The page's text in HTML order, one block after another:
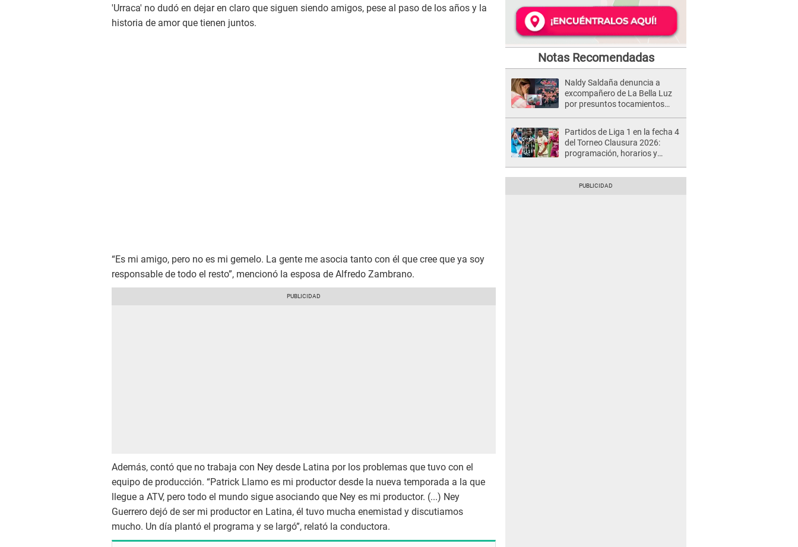
'Urraca' no dudó en dejar en claro que siguen siendo amigos, pese al paso de los años y la
historia de amor que tienen juntos.
“Es mi amigo, pero no es mi gemelo. La gente me asocia tanto con él que cree que ya soy
responsable de todo el resto”, mencionó la esposa de Alfredo Zambrano.
Además, contó que no trabaja con Ney desde Latina por los problemas que tuvo con el
equipo de producción. “Patrick Llamo es mi productor desde la nueva temporada a la que
llegue a ATV, pero todo el mundo sigue asociando que Ney es mi productor. (...) Ney
Guerrero dejó de ser mi productor en Latina, él tuvo mucha enemistad y discutiamos
mucho. Un día plantó el programa y se largó”, relató la conductora.
Notas Recomendadas
Naldy Saldaña denuncia a
excompañero de La Bella Luz
por presuntos tocamientos
Partidos de Liga 1 en la fecha 4
del Torneo Clausura 2026:
programación, horarios y